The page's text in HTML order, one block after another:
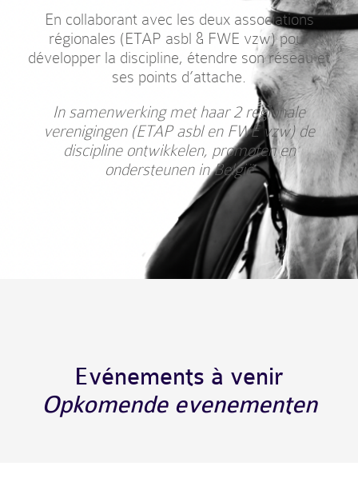
En collaborant avec les deux associations
régionales (ETAP asbl & FWE vzw) pour
développer la discipline, étendre son réseau et
ses points d’attache.
In samenwerking met haar 2 regionale
verenigingen (ETAP asbl en FWE vzw) de
discipline ontwikkelen, promoten en
ondersteunen in België
Evénements à venir
Opkomende evenementen